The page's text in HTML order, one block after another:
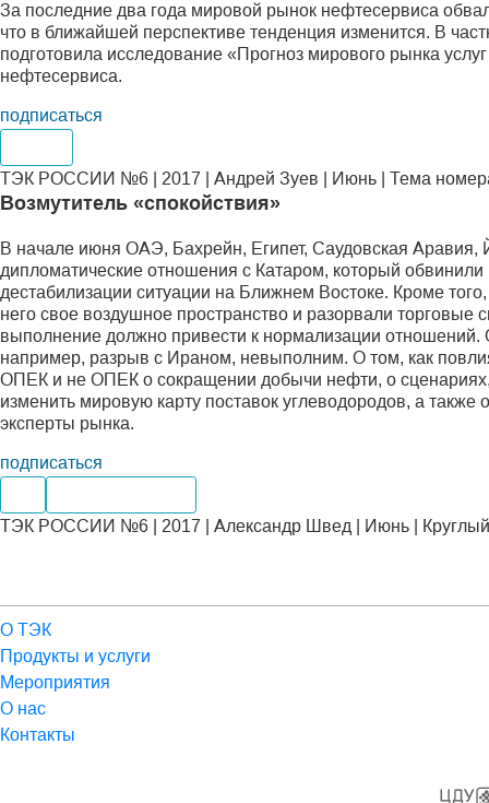
За последние два года мировой рынок нефтесервиса
что в ближайшей перспективе тенденция изменится. В
подготовила исследование «Прогноз мирового рынка
нефтесервиса.
подписаться
ТЭК РОССИИ №6 | 2017 | Андрей Зуев | Июнь | Тема
Возмутитель «спокойствия»
В начале июня ОАЭ, Бахрейн, Египет, Саудовская Аравия,
дипломатические отношения с Катаром, который
дестабилизации ситуации на Ближнем Востоке. Кроме
него свое воздушное пространство и разорвали
выполнение должно привести к нормализации отношений.
например, разрыв с Ираном, невыполним. О том, как
ОПЕК и не ОПЕК о сокращении добычи нефти, о
изменить мировую карту поставок углеводородов, а
эксперты рынка.
подписаться
ТЭК РОССИИ №6 | 2017 | Александр Швед | Июнь | Круглый
О ТЭК
Продукты и услуги
Мероприятия
О нас
Контакты